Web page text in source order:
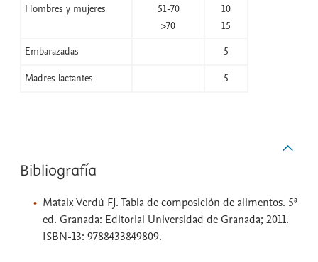
Hombres y mujeres
51-70
>70
10
15
Embarazadas
5
Madres lactantes
5
Bibliografía
Mataix Verdú FJ. Tabla de composición de alimentos. 5ª
ed. Granada: Editorial Universidad de Granada; 2011.
ISBN-13: 9788433849809.